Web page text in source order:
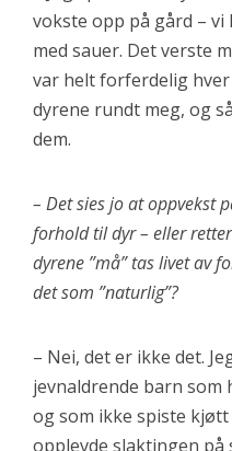
vokste opp på gård –
med sauer. Det verste
var helt forferdelig hver
dyrene rundt meg, og
dem.
– Det sies jo at oppvekst
forhold til dyr – eller
dyrene ”må” tas livet av
det som ”naturlig”?
– Nei, det er ikke det.
jevnaldrende barn som
og som ikke spiste
opplevde slaktingen